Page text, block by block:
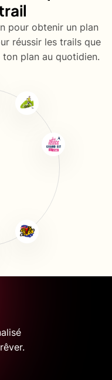
pour obtenir un plan
réussir les trails que
plan au quotidien.